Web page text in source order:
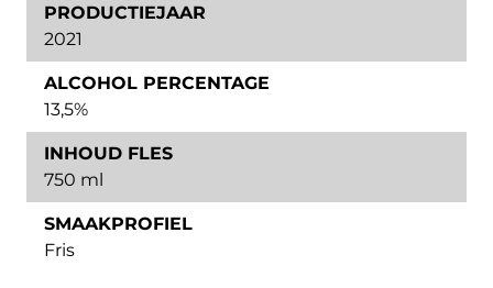
PRODUCTIEJAAR
2021
ALCOHOL PERCENTAGE
13,5%
INHOUD FLES
750 ml
SMAAKPROFIEL
Fris